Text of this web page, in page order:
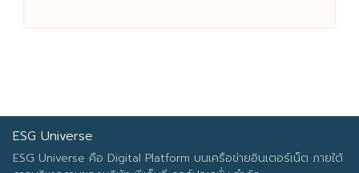
ESG Universe
ESG Universe คือ Digital Platform บนเครือข่ายอินเตอร์เน็ต ภายใต้